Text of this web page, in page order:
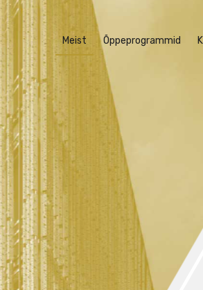
Meist Õppeprogrammid